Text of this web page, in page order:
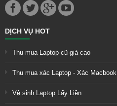
DỊCH VỤ HOT
Thu mua Laptop cũ giá cao
Thu mua xác Laptop - Xác Macbook
Vệ sinh Laptop Lấy Liền